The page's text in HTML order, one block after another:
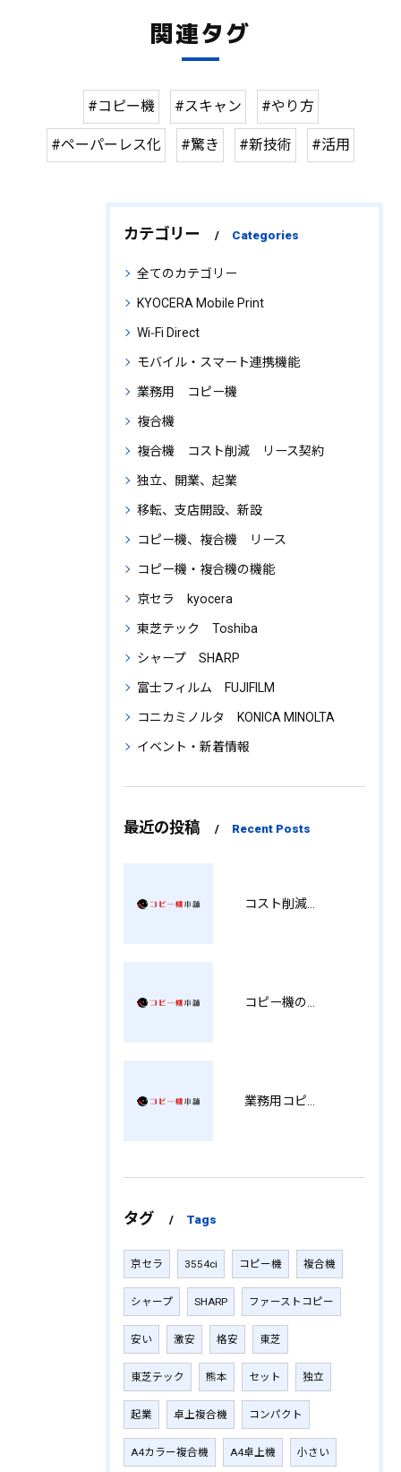
関連タグ
#コピー機 #スキャン #やり方
#ペーパーレス化 #驚き #新技術 #活用
カテゴリー Categories
全てのカテゴリー
KYOCERA Mobile Print
Wi‑Fi Direct
モバイル・スマート連携機能
業務用 コピー機
複合機
複合機 コスト削減 リース契約
独立、開業、起業
移転、支店開設、新設
コピー機、複合機 リース
コピー機・複合機の機能
京セラ kyocera
東芝テック Toshiba
シャープ SHARP
富士フィルム FUJIFILM
コニカミノルタ KONICA MINOLTA
イベント・新着情報
最近の投稿 Recent Posts
タグ Tags
京セラ 3554ci コピー機 複合機
シャープ SHARP ファーストコピー
安い 激安 格安 東芝
東芝テック 熊本 セット 独立
起業 卓上複合機 コンパクト
A4カラー複合機 A4卓上機 小さい